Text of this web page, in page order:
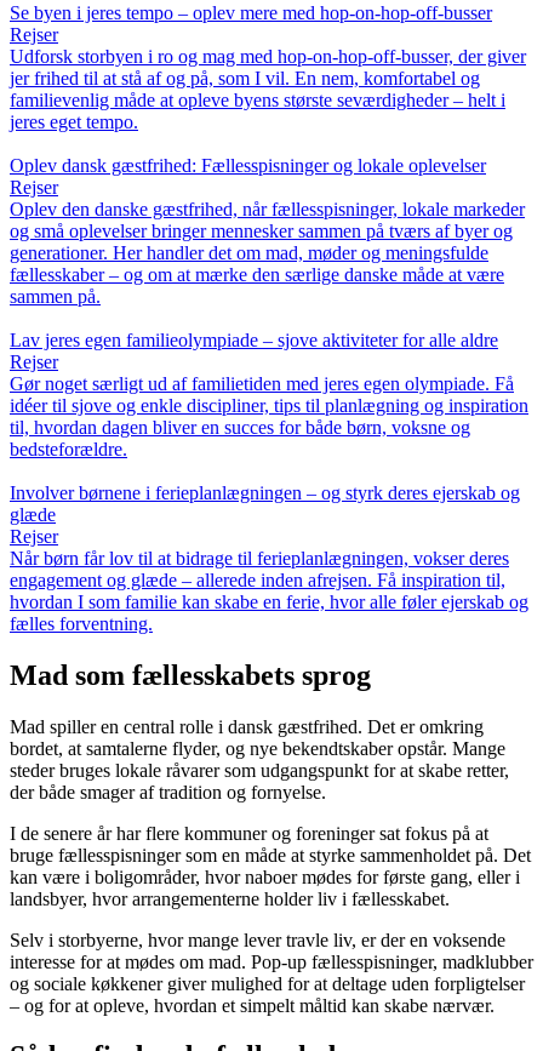
Se byen i jeres tempo – oplev mere med hop-on-hop-off-busser
Rejser
Udforsk storbyen i ro og mag med hop-on-hop-off-busser, der giver
jer frihed til at stå af og på, som I vil. En nem, komfortabel og
familievenlig måde at opleve byens største seværdigheder – helt i
jeres eget tempo.
Oplev dansk gæstfrihed: Fællesspisninger og lokale oplevelser
Rejser
Oplev den danske gæstfrihed, når fællesspisninger, lokale markeder
og små oplevelser bringer mennesker sammen på tværs af byer og
generationer. Her handler det om mad, møder og meningsfulde
fællesskaber – og om at mærke den særlige danske måde at være
sammen på.
Lav jeres egen familieolympiade – sjove aktiviteter for alle aldre
Rejser
Gør noget særligt ud af familietiden med jeres egen olympiade. Få
idéer til sjove og enkle discipliner, tips til planlægning og inspiration
til, hvordan dagen bliver en succes for både børn, voksne og
bedsteforældre.
Involver børnene i ferieplanlægningen – og styrk deres ejerskab og
glæde
Rejser
Når børn får lov til at bidrage til ferieplanlægningen, vokser deres
engagement og glæde – allerede inden afrejsen. Få inspiration til,
hvordan I som familie kan skabe en ferie, hvor alle føler ejerskab og
fælles forventning.
Mad som fællesskabets sprog
Mad spiller en central rolle i dansk gæstfrihed. Det er omkring
bordet, at samtalerne flyder, og nye bekendtskaber opstår. Mange
steder bruges lokale råvarer som udgangspunkt for at skabe retter,
der både smager af tradition og fornyelse.
I de senere år har flere kommuner og foreninger sat fokus på at
bruge fællesspisninger som en måde at styrke sammenholdet på. Det
kan være i boligområder, hvor naboer mødes for første gang, eller i
landsbyer, hvor arrangementerne holder liv i fællesskabet.
Selv i storbyerne, hvor mange lever travle liv, er der en voksende
interesse for at mødes om mad. Pop-up fællesspisninger, madklubber
og sociale køkkener giver mulighed for at deltage uden forpligtelser
– og for at opleve, hvordan et simpelt måltid kan skabe nærvær.